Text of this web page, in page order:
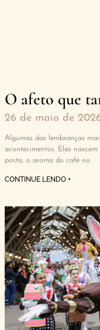
O afeto que
26 de maio de
Algumas das lembranças
acontecimentos. Elas
posta, o aroma do café no
CONTINUE LENDO +